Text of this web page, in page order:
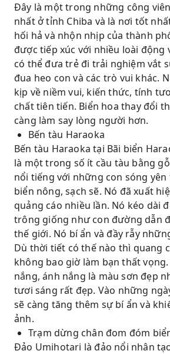
Đây là một trong những công
nhất ở tỉnh Chiba và là nơi tốt
hối hả và nhộn nhịp của thành
được tiếp xúc với nhiều loài động
có thể đưa trẻ đi trải nghiệm vắt
đua heo con và các trò vui khác.
kịp về niềm vui, kiến thức, tính
chất tiên tiến. Biển hoa thay đổi
càng làm say lòng người hơn.
Bến tàu Haraoka
Bến tàu Haraoka tại Bãi biển
là một trong số ít cầu tàu bằng
nổi tiếng với những con sóng
biển nông, sạch sẽ. Nó đã xuất
quảng cáo nhiều lần. Nó kéo dài
trông giống như con đường dẫn
thế giới. Nó bí ẩn và đầy rẫy
Dù thời tiết có thế nào thì quang
không bao giờ làm bạn thất
nắng, ánh nắng là màu sơn đẹp
tươi sáng rất đẹp. Vào những
sẽ càng tăng thêm sự bí ẩn và
ảnh.
Trạm dừng chân đom đóm
Đảo Umihotari là đảo nổi nhân